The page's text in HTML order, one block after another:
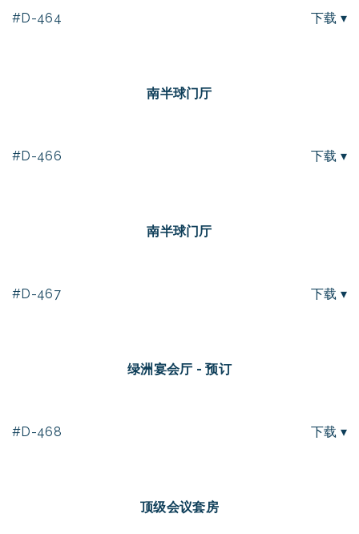
#D-464 下载 ▾
南半球门厅
#D-466 下载 ▾
南半球门厅
#D-467 下载 ▾
绿洲宴会厅 - 预订
#D-468 下载 ▾
顶级会议套房